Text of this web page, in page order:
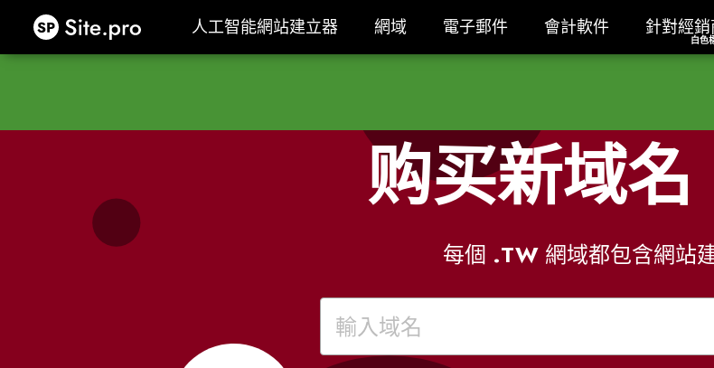
Site.pro 人工智能網站建立器
人工智能網站建立器 網域
網域 電子郵件
電子郵件 會計軟件
會計軟件 針對經銷
針對經
白色
购买新域名
每個 .TW網域都包含網站